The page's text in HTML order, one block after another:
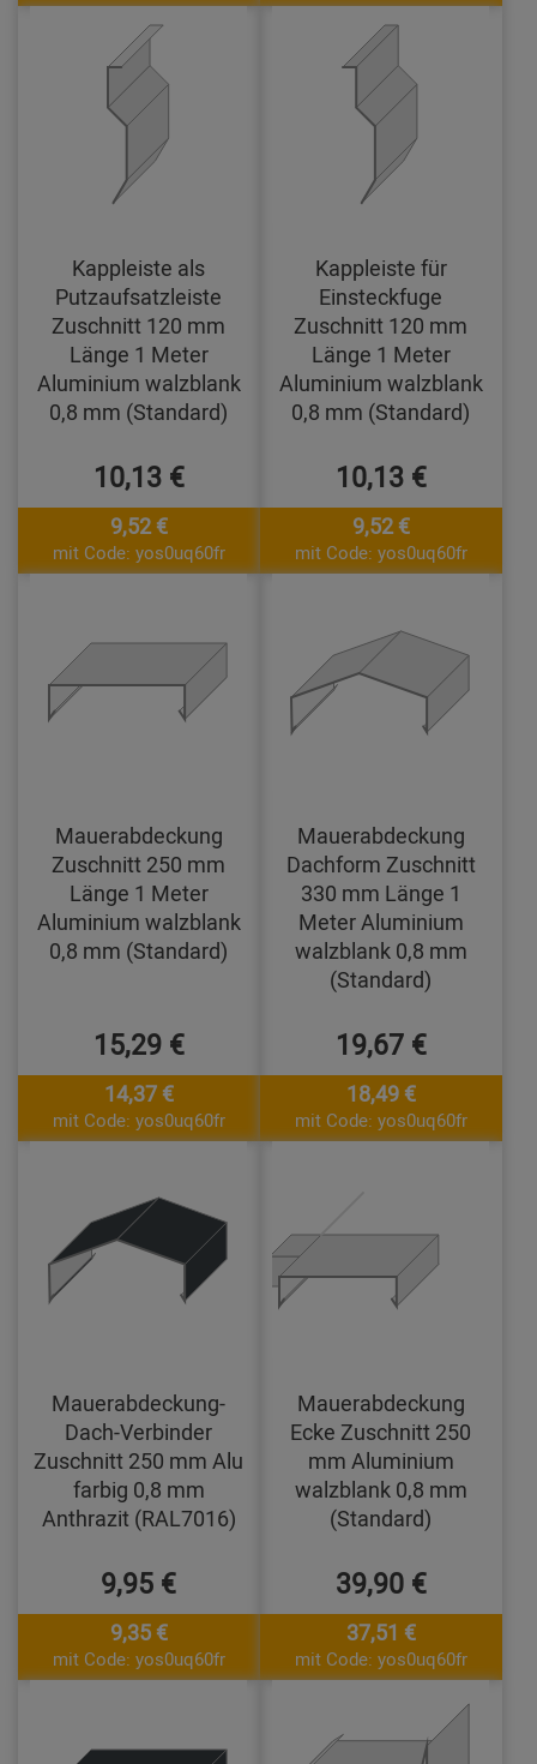
Kappleiste als
Putzaufsatzleiste
Zuschnitt 120 mm
Länge 1 Meter
Aluminium walzblank
0,8 mm (Standard)
10,13 €
9,52 €
mit Code: yos0uq60fr
Kappleiste für
Einsteckfuge
Zuschnitt 120 mm
Länge 1 Meter
Aluminium walzblank
0,8 mm (Standard)
10,13 €
9,52 €
mit Code: yos0uq60fr
Mauerabdeckung
Zuschnitt 250 mm
Länge 1 Meter
Aluminium walzblank
0,8 mm (Standard)
15,29 €
14,37 €
mit Code: yos0uq60fr
Mauerabdeckung
Dachform Zuschnitt
330 mm Länge 1
Meter Aluminium
walzblank 0,8 mm
(Standard)
19,67 €
18,49 €
mit Code: yos0uq60fr
Mauerabdeckung-
Dach-Verbinder
Zuschnitt 250 mm Alu
farbig 0,8 mm
Anthrazit (RAL7016)
9,95 €
9,35 €
mit Code: yos0uq60fr
Mauerabdeckung
Ecke Zuschnitt 250
mm Aluminium
walzblank 0,8 mm
(Standard)
39,90 €
37,51 €
mit Code: yos0uq60fr